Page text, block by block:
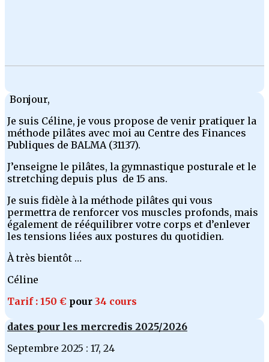
Bonjour,
Je suis Céline, je vous propose de venir pratiquer la
méthode pilâtes avec moi au Centre des Finances
Publiques de BALMA (31137).
J’enseigne le pilâtes, la gymnastique posturale et le
stretching depuis plus de 15 ans.
Je suis fidèle à la méthode pilâtes qui vous
permettra de renforcer vos muscles profonds, mais
également de rééquilibrer votre corps et d’enlever
les tensions liées aux postures du quotidien.
À très bientôt …
Céline
Tarif : 150 € pour 34 cours
dates pour les mercredis 2025/2026
Septembre 2025 : 17, 24